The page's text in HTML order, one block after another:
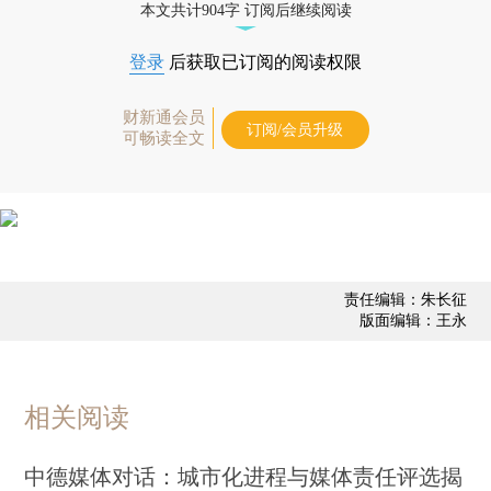
本文共计904字 订阅后继续阅读
登录 后获取已订阅的阅读权限
财新通会员
可畅读全文
订阅/会员升级
责任编辑：朱长征
版面编辑：王永
相关阅读
中德媒体对话：城市化进程与媒体责任评选揭